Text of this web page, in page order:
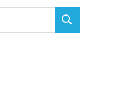
SEARCH